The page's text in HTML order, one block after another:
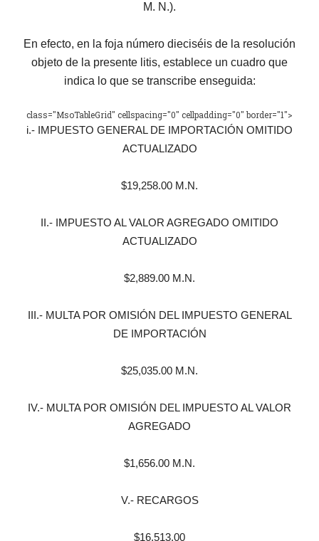
M. N.).
En efecto, en la foja número dieciséis de la resolución
objeto de la presente litis, establece un cuadro que
indica lo que se transcribe enseguida:
class="MsoTableGrid" cellspacing="0" cellpadding="0" border="1">
i.- IMPUESTO GENERAL DE IMPORTACIÓN OMITIDO
ACTUALIZADO
$19,258.00 M.N.
II.- IMPUESTO AL VALOR AGREGADO OMITIDO
ACTUALIZADO
$2,889.00 M.N.
III.- MULTA POR OMISIÓN DEL IMPUESTO GENERAL
DE IMPORTACIÓN
$25,035.00 M.N.
IV.- MULTA POR OMISIÓN DEL IMPUESTO AL VALOR
AGREGADO
$1,656.00 M.N.
V.- RECARGOS
$16,513.00